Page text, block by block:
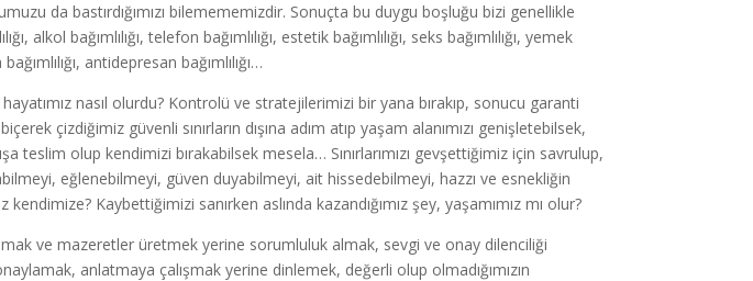
da bastırdığımızı bilemememizdir. Sonuçta bu duygu boşluğu bizi genellikle
alkol bağımlılığı, telefon bağımlılığı, estetik bağımlılığı, seks bağımlılığı, yemek
antidepresan bağımlılığı…
nasıl olurdu? Kontrolü ve stratejilerimizi bir yana bırakıp, sonucu garanti
çizdiğimiz güvenli sınırların dışına adım atıp yaşam alanımızı genişletebilsek,
teslim olup kendimizi bırakabilsek mesela… Sınırlarımızı gevşettiğimiz için savrulup,
eğlenebilmeyi, güven duyabilmeyi, ait hissedebilmeyi, hazzı ve esnekliğin
Kaybettiğimizi sanırken aslında kazandığımız şey, yaşamımız mı olur?
ve mazeretler üretmek yerine sorumluluk almak, sevgi ve onay dilenciliği
anlatmaya çalışmak yerine dinlemek, değerli olup olmadığımızın